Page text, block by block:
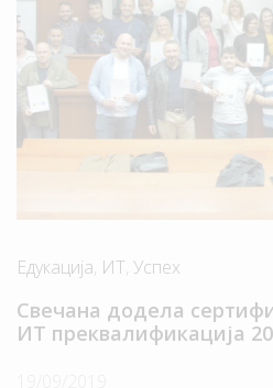
Едукација, ИТ, Успех
Свечана додела
ИТ преквалификација